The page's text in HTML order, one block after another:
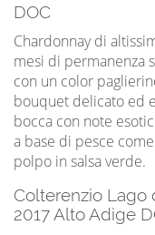
DOC
Chardonnay di
mesi di permanenza
con un color
bouquet delicato ed
bocca con note
a base di pesce
polpo in salsa verde.
Colterenzio Lago
2017 Alto Adige